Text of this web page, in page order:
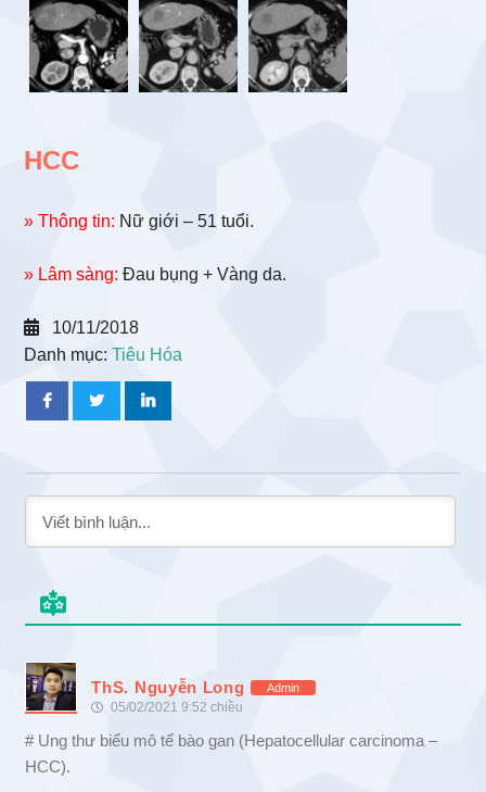
HCC
» Thông tin: Nữ giới – 51 tuổi.
» Lâm sàng: Đau bụng + Vàng da.
10/11/2018
Danh mục:Tiêu Hóa
ThS. Nguyễn Long Admin
05/02/2021 9:52 chiều
# Ung thư biểu mô tế bào gan (Hepatocellular carcinoma –
HCC).